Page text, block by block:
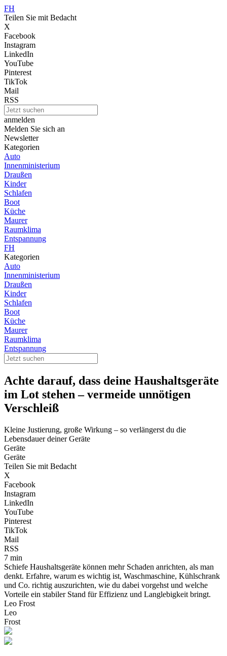
FH
Teilen Sie mit Bedacht
X
Facebook
Instagram
LinkedIn
YouTube
Pinterest
TikTok
Mail
RSS
anmelden
Melden Sie sich an
Newsletter
Kategorien
Auto
Innenministerium
Draußen
Kinder
Schlafen
Boot
Küche
Maurer
Raumklima
Entspannung
FH
Kategorien
Auto
Innenministerium
Draußen
Kinder
Schlafen
Boot
Küche
Maurer
Raumklima
Entspannung
Achte darauf, dass deine Haushaltsgeräte
im Lot stehen – vermeide unnötigen
Verschleiß
Kleine Justierung, große Wirkung – so verlängerst du die
Lebensdauer deiner Geräte
Geräte
Geräte
Teilen Sie mit Bedacht
X
Facebook
Instagram
LinkedIn
YouTube
Pinterest
TikTok
Mail
RSS
7 min
Schiefe Haushaltsgeräte können mehr Schaden anrichten, als man
denkt. Erfahre, warum es wichtig ist, Waschmaschine, Kühlschrank
und Co. richtig auszurichten, wie du dabei vorgehst und welche
Vorteile ein stabiler Stand für Effizienz und Langlebigkeit bringt.
Leo Frost
Leo
Frost